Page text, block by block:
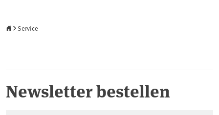
Service
Newsletter bestellen